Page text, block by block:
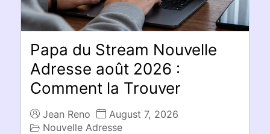
Papa du Stream Nouvelle
Adresse août 2026 :
Comment la Trouver
Jean Reno
August 7, 2026
Nouvelle Adresse